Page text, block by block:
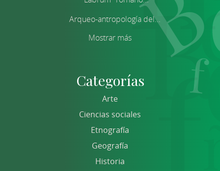
Arqueo-antropología del...
Mostrar más
Categorías
Arte
Ciencias sociales
Etnografía
Geografía
Historia